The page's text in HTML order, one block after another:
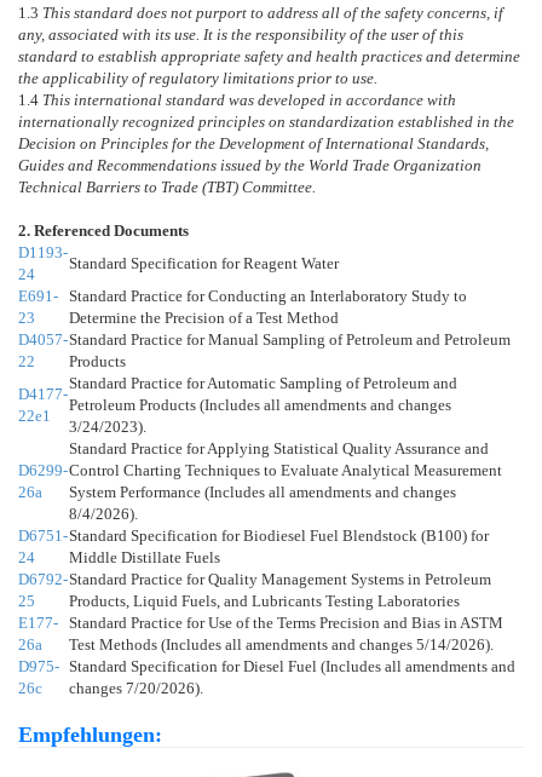
1.3 This standard does not purport to address all of the safety concerns, if
any, associated with its use. It is the responsibility of the user of this
standard to establish appropriate safety and health practices and determine
the applicability of regulatory limitations prior to use.
1.4 This international standard was developed in accordance with
internationally recognized principles on standardization established in the
Decision on Principles for the Development of International Standards,
Guides and Recommendations issued by the World Trade Organization
Technical Barriers to Trade (TBT) Committee.
2. Referenced Documents
D1193-
24
Standard Specification for Reagent Water
E691-
23
Standard Practice for Conducting an Interlaboratory Study to
Determine the Precision of a Test Method
D4057-
22
Standard Practice for Manual Sampling of Petroleum and Petroleum
Products
D4177-
22e1
Standard Practice for Automatic Sampling of Petroleum and
Petroleum Products (Includes all amendments and changes
3/24/2023).
D6299-
26a
Standard Practice for Applying Statistical Quality Assurance and
Control Charting Techniques to Evaluate Analytical Measurement
System Performance (Includes all amendments and changes
8/4/2026).
D6751-
24
Standard Specification for Biodiesel Fuel Blendstock (B100) for
Middle Distillate Fuels
D6792-
25
Standard Practice for Quality Management Systems in Petroleum
Products, Liquid Fuels, and Lubricants Testing Laboratories
E177-
26a
Standard Practice for Use of the Terms Precision and Bias in ASTM
Test Methods (Includes all amendments and changes 5/14/2026).
D975-
26c
Standard Specification for Diesel Fuel (Includes all amendments and
changes 7/20/2026).
Empfehlungen: